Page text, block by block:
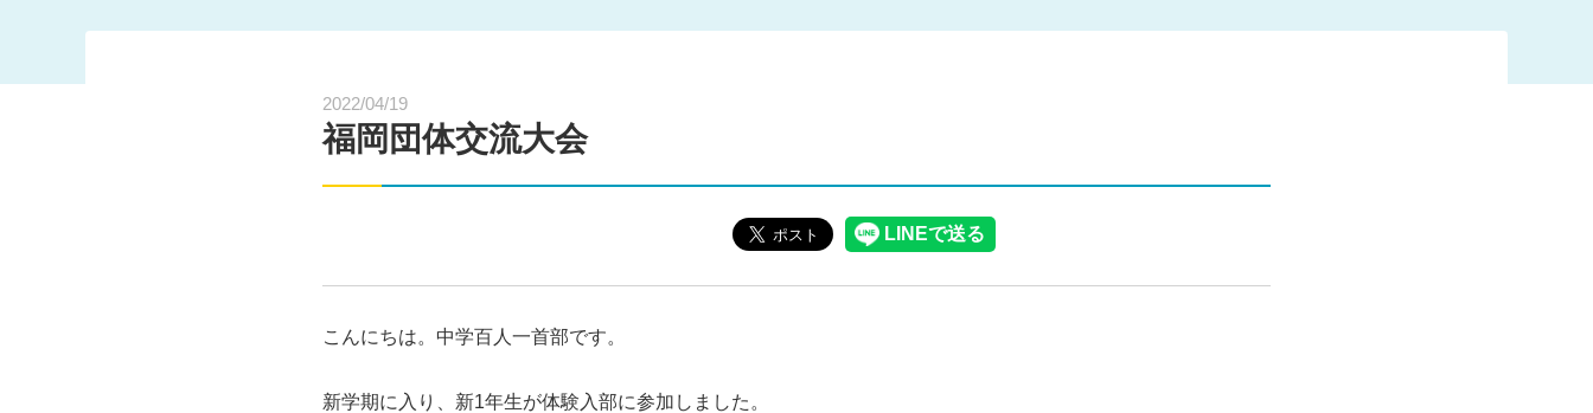
2022/04/19
福岡団体交流大会
こんにちは。中学百人一首部です。
新学期に入り、新1年生が体験入部に参加しました。